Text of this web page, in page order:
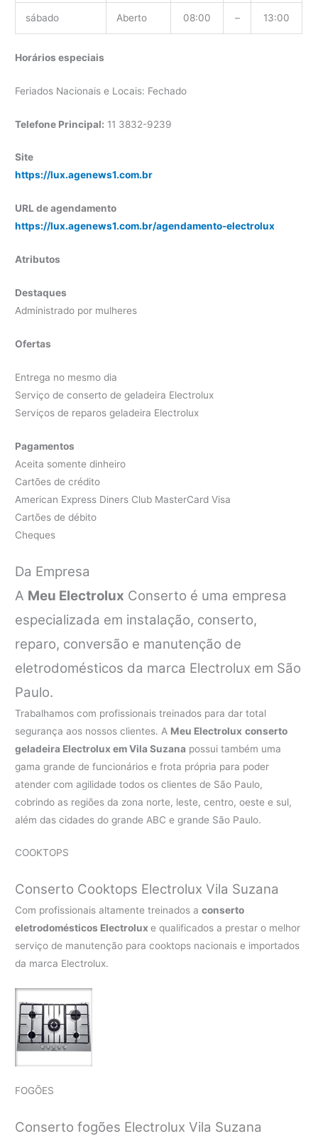
sábado Aberto 08:00 – 13:00
Horários especiais
Feriados Nacionais e Locais: Fechado
Telefone Principal: 11 3832-9239
Site
https://lux.agenews1.com.br
URL de agendamento
https://lux.agenews1.com.br/agendamento-electrolux
Atributos
Destaques
Administrado por mulheres
Ofertas
Entrega no mesmo dia
Serviço de conserto de geladeira Electrolux
Serviços de reparos geladeira Electrolux
Pagamentos
Aceita somente dinheiro
Cartões de crédito
American Express Diners Club MasterCard Visa
Cartões de débito
Cheques
Da Empresa
A Meu Electrolux Conserto é uma empresa
especializada em instalação, conserto,
reparo, conversão e manutenção de
eletrodomésticos da marca Electrolux em São
Paulo.
Trabalhamos com profissionais treinados para dar total
segurança aos nossos clientes. A Meu Electrolux conserto
geladeira Electrolux em Vila Suzana possui também uma
gama grande de funcionários e frota própria para poder
atender com agilidade todos os clientes de São Paulo,
cobrindo as regiões da zona norte, leste, centro, oeste e sul,
além das cidades do grande ABC e grande São Paulo.
COOKTOPS
Conserto Cooktops Electrolux Vila Suzana
Com profissionais altamente treinados aconserto
eletrodomésticos Electroluxe qualificados a prestar o melhor
serviço de manutenção para cooktops nacionais e importados
da marca Electrolux.
FOGÕES
Conserto fogões Electrolux Vila Suzana